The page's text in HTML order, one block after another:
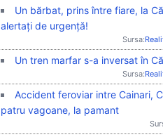
Un bărbat, prins între fiare, la
alertați de urgență!
Sursa:
Un tren marfar s-a inversat în
Sursa:
Accident feroviar intre Cainari,
patru vagoane, la pamant